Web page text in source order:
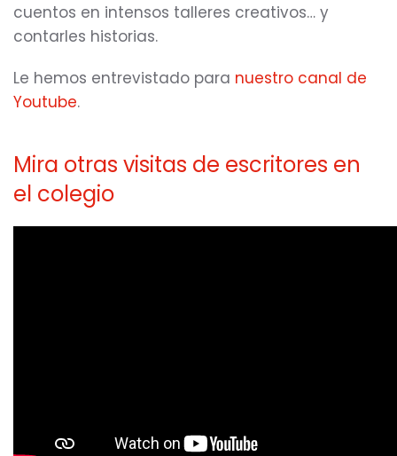
cuentos en intensos talleres creativos… y
contarles historias.
Le hemos entrevistado para nuestro canal de
Youtube.
Mira otras visitas de escritores en
el colegio